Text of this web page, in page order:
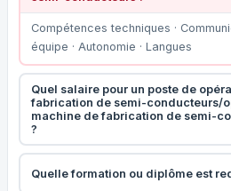
Compétences techniques ·
équipe · Autonomie · Langues
Quel salaire pour un poste de
fabrication de semi-conducteurs/
machine de fabrication de semi-
?
Quelle formation ou diplôme est